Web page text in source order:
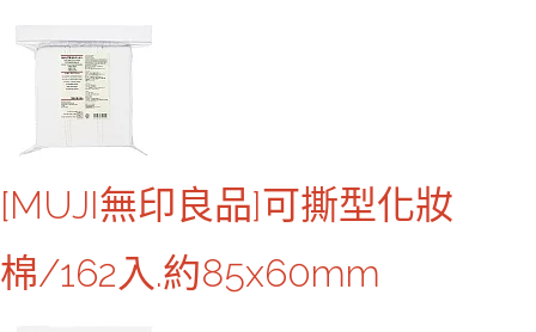
[MUJI無印良品]可撕型化妝
棉/162入.約85x60mm